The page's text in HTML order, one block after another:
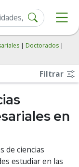
| Doctorados |
Filtrar
en
de ciencias
estudiar en las